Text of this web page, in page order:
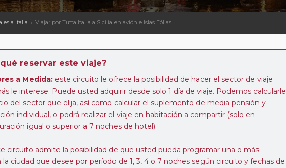
a Italia Viajar por Tutta Italia a Sicilia en avión e Islas Eólias
reservar este viaje?
a Medida: este circuito le ofrece la posibilidad de hacer el sector de viaje
le interese. Puede usted adquirir desde solo 1 día de viaje. Podemos calcularle
del sector que elija, así como calcular el suplemento de media pensión y
individual, o podrá realizar el viaje en habitación a compartir (solo en
igual o superior a 7 noches de hotel).
circuito admite la posibilidad de que usted pueda programar una o más
la ciudad que desee por período de 1, 3, 4 o 7 noches según circuito y fechas de